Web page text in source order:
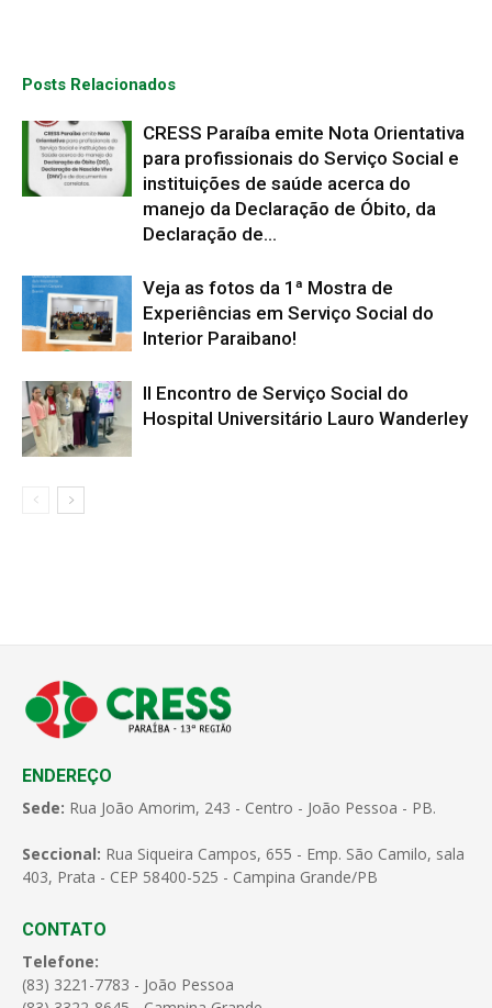
Posts Relacionados
CRESS Paraíba emite Nota Orientativa
para profissionais do Serviço Social e
instituições de saúde acerca do
manejo da Declaração de Óbito, da
Declaração de...
Veja as fotos da 1ª Mostra de
Experiências em Serviço Social do
Interior Paraibano!
II Encontro de Serviço Social do
Hospital Universitário Lauro Wanderley
ENDEREÇO
Sede: Rua João Amorim, 243 - Centro - João Pessoa - PB.
Seccional: Rua Siqueira Campos, 655 - Emp. São Camilo, sala
403, Prata - CEP 58400-525 - Campina Grande/PB
CONTATO
Telefone:
(83) 3221-7783 - João Pessoa